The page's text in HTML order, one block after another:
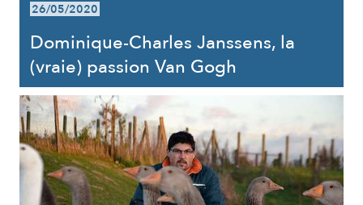
26/05/2020
Dominique-Charles Janssens, la
(vraie) passion Van Gogh